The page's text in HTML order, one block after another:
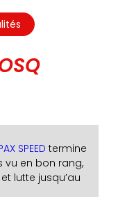
SPEED termine
vu en bon rang,
lutte jusqu’au